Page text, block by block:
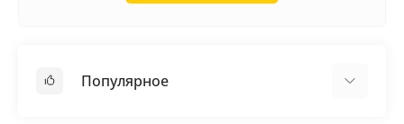
Популярное